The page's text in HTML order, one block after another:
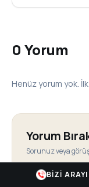
0 Yorum
Henüz yorum yok. İlk
Yorum
Sorunuz veya
ADINIZ *
BIZI